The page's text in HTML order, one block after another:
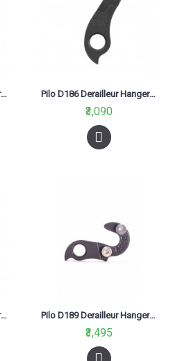
Pilo D185 Derailleur Hanger For Trek Mtb 6700 6500 Red Pilo D186 Derailleur Hanger For Pinarello Prince, Dogma, Norco Valence Carbon
₹3,090
Pilo D188 Derailleur Hanger Orange, Norco, Sanchez, Puntera Black Pilo D189 Derailleur Hanger For Cinelli, Corratec, Koga, Orange, Viper, Whyte
₹3,495